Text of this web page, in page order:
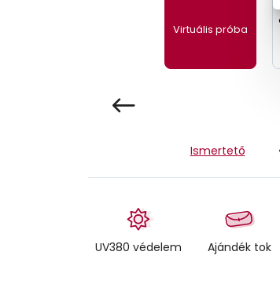
Virtuális próba
Ismertető
UV380 védelem Ajándék tok